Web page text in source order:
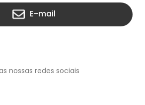
E-mail
nossas redes sociais